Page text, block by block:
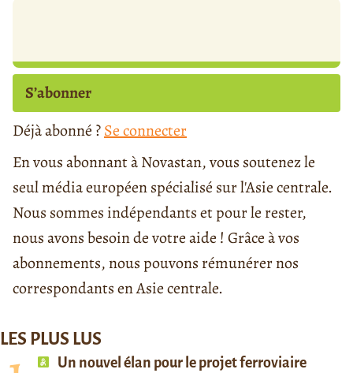
S’abonner
Déjà abonné ?Se connecter
En vous abonnant à Novastan, vous soutenez le
seul média européen spécialisé sur l'Asie centrale.
Nous sommes indépendants et pour le rester,
nous avons besoin de votre aide ! Grâce à vos
abonnements, nous pouvons rémunérer nos
correspondants en Asie centrale.
LES PLUS LUS
Un nouvel élan pour le projet ferroviaire